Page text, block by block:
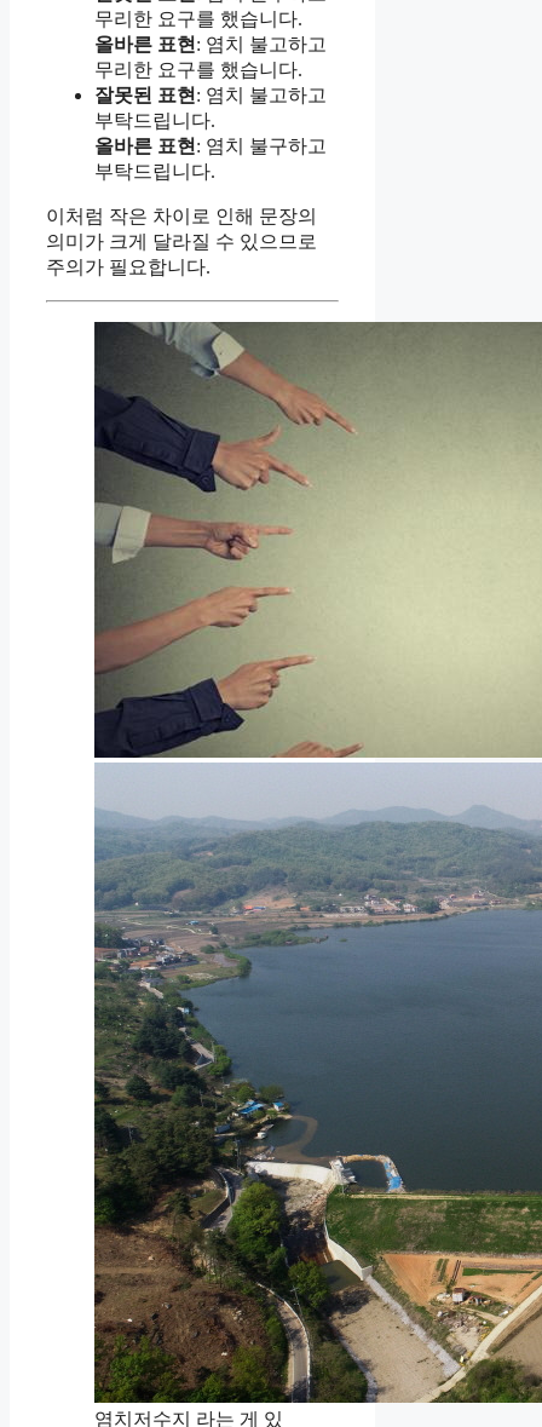
무리한 요구를 했습니다.
올바른 표현 : 염치 불고하고
무리한 요구를 했습니다.
잘못된 표현 : 염치 불고하고
부탁드립니다.
올바른 표현 : 염치 불구하고
부탁드립니다.
이처럼 작은 차이로 인해 문장의
의미가 크게 달라질 수 있으므로
주의가 필요합니다.
염치저수지 라는 게 있